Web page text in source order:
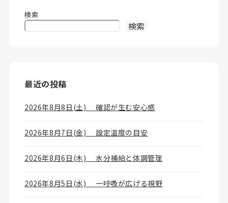
検索
検索
最近の投稿
2026年8月8日(土) 確認が生む安心感
2026年8月7日(金) 設定温度の目安
2026年8月6日(木) 水分補給と体調管理
2026年8月5日(水) 一呼吸が広げる視野